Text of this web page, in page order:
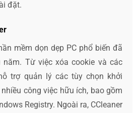
đặt.
mềm dọn dẹp PC phổ biến đã
Từ việc xóa cookie và các
trợ quản lý các tùy chọn khởi
công việc hữu ích, bao gồm
Registry. Ngoài ra, CCleaner